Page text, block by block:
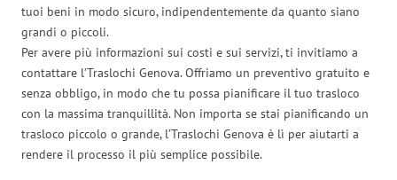
tuoi beni in modo sicuro, indipendentemente da quanto siano
grandi o piccoli.
Per avere più informazioni sui costi e sui servizi, ti invitiamo a
contattare l’Traslochi Genova. Offriamo un preventivo gratuito e
senza obbligo, in modo che tu possa pianificare il tuo trasloco
con la massima tranquillità. Non importa se stai pianificando un
trasloco piccolo o grande, l’Traslochi Genova è lì per aiutarti a
rendere il processo il più semplice possibile.